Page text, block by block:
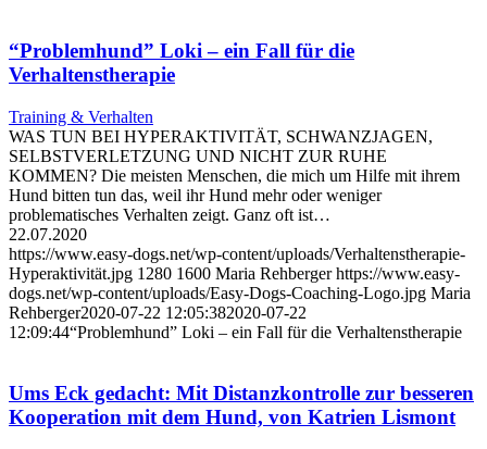
“Problemhund” Loki – ein Fall für die
Verhaltenstherapie
Training & Verhalten
WAS TUN BEI HYPERAKTIVITÄT, SCHWANZJAGEN,
SELBSTVERLETZUNG UND NICHT ZUR RUHE
KOMMEN? Die meisten Menschen, die mich um Hilfe mit ihrem
Hund bitten tun das, weil ihr Hund mehr oder weniger
problematisches Verhalten zeigt. Ganz oft ist…
22.07.2020
https://www.easy-dogs.net/wp-content/uploads/Verhaltenstherapie-
Hyperaktivität.jpg 1280 1600 Maria Rehberger https://www.easy-
dogs.net/wp-content/uploads/Easy-Dogs-Coaching-Logo.jpg Maria
Rehberger2020-07-22 12:05:382020-07-22
12:09:44“Problemhund” Loki – ein Fall für die Verhaltenstherapie
Ums Eck gedacht: Mit Distanzkontrolle zur besseren
Kooperation mit dem Hund, von Katrien Lismont